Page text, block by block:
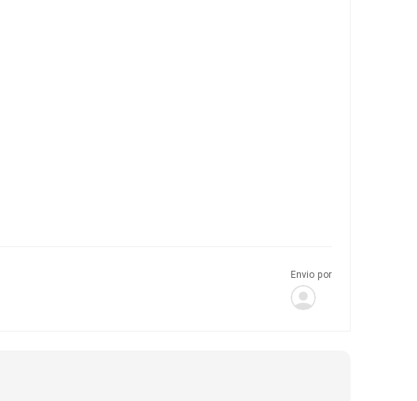
Envio por